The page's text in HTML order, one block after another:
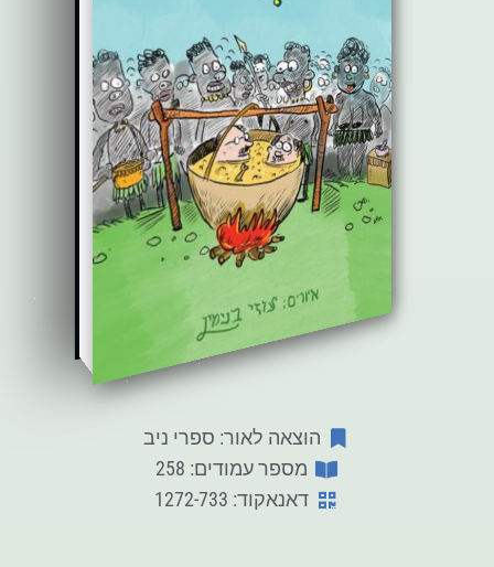
הוצאה לאור: ספרי ניב
מספר עמודים: 258
דאנאקוד: 1272-733